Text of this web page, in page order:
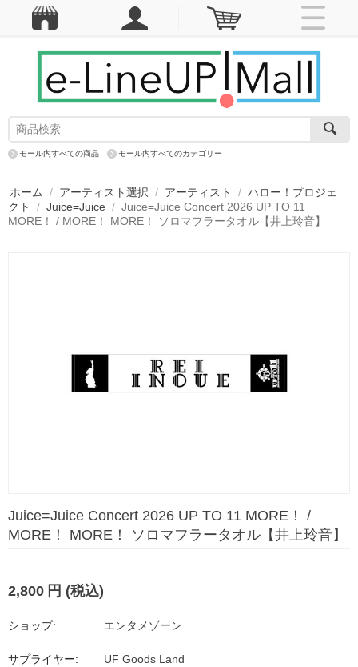
モール内すべての商品 モール内すべてのカテゴリー
ホーム / アーティスト選択 / アーティスト / ハロー！プロジェ
クト
/ Juice=Juice / Juice=Juice Concert 2026 UP TO 11
MORE！ / MORE！ MORE！ ソロマフラータオル【井上玲音】
Juice=Juice Concert 2026 UP TO 11 MORE！ /
MORE！ MORE！ ソロマフラータオル【井上玲音】
2,800 円 (税込)
ショップ: エンタメゾーン
サプライヤー: UF Goods Land